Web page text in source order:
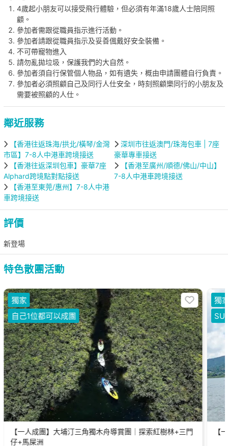
4歲起小朋友可以接受飛行體驗，但必須有年滿18歲人士陪同照
顧。
參加者需跟從職員指示進行活動。
參加者請跟從職員指示及妥善偑戴好安全裝備。
不可帶寵物進入
請勿亂拋垃圾，保護我們的大自然。
參加者須自行保管個人物品，如有遺失，概由申請團體自行負責。
參加者必須照顧自己及同行人仕安全，時刻照顧樂同行的小朋友及
需要被照顧的人仕。
鄰近服務
【香港往返珠海/拱北/橫琴/金灣
市區】7-8人中港車跨境接送
深圳市往返澳門/珠海包車 | 7座
豪華專車接送
【香港往返深圳包車】豪華7座
Alphard跨境點對點接送
【香港至廣州/順德/佛山/中山】
7-8人中港車跨境接送
【香港至東莞/惠州】7-8人中港
車跨境接送
評價
新登場
特色散團活動
【一人成團】大埔汀三角獨木舟導賞團｜探索紅樹林+三門
仔+馬屎洲
獨家
自己1位都可以成團
【
獨